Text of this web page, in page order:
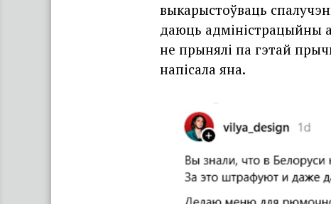
выкарыстоўваць
даюць адміністрацыйны
не прынялі па гэтай
напісала яна.